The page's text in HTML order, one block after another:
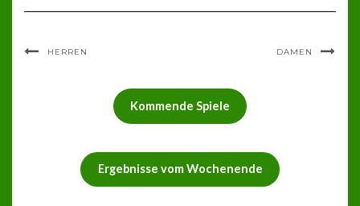
HERREN DAMEN
Kommende Spiele
Ergebnisse vom Wochenende